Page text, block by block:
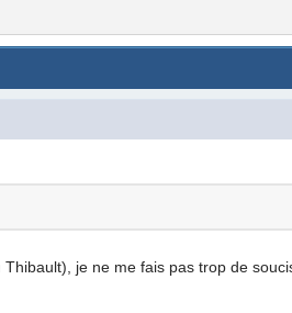
je ne me fais pas trop de